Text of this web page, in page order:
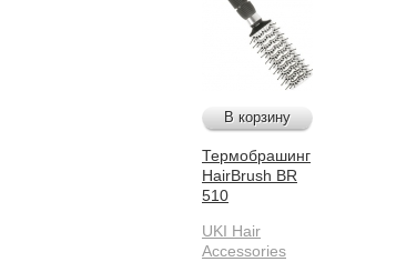
В корзину
Термобрашинг
HairBrush BR
510
UKI Hair
Accessories